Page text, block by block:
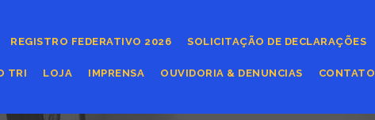
REGISTRO FEDERATIVO 2026 SOLICITAÇÃO DE DECLARAÇÕES
TRI LOJA IMPRENSA OUVIDORIA & DENUNCIAS CONTATO